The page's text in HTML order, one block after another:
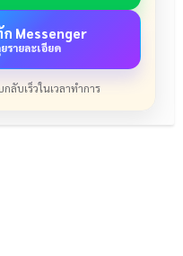
Messenger
รายละเอียด
ลับเร็วในเวลาทำการ